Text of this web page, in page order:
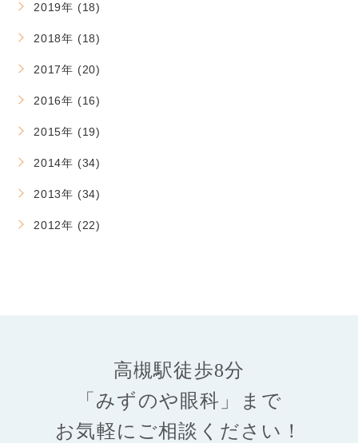
2019年 (18)
2018年 (18)
2017年 (20)
2016年 (16)
2015年 (19)
2014年 (34)
2013年 (34)
2012年 (22)
高槻駅徒歩8分
「みずのや眼科」まで
お気軽にご相談ください！